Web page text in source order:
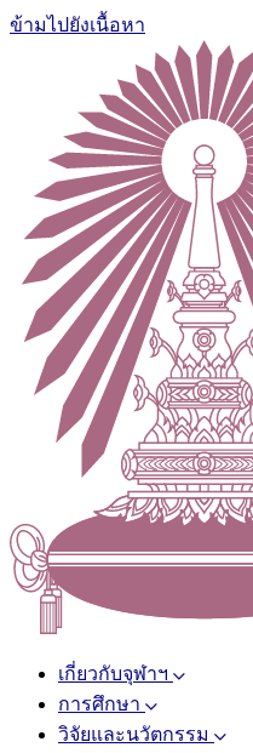
ข้ามไปยังเนื้อหา
เกี่ยวกับจุฬาฯ
การศึกษา
วิจัยและนวัตกรรม